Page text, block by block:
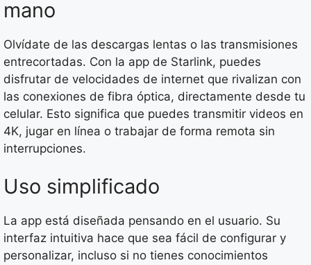
mano
Olvídate de las descargas lentas o las transmisiones
entrecortadas. Con la app de Starlink, puedes
disfrutar de velocidades de internet que rivalizan con
las conexiones de fibra óptica, directamente desde tu
celular. Esto significa que puedes transmitir videos en
4K, jugar en línea o trabajar de forma remota sin
interrupciones.
Uso simplificado
La app está diseñada pensando en el usuario. Su
interfaz intuitiva hace que sea fácil de configurar y
personalizar, incluso si no tienes conocimientos